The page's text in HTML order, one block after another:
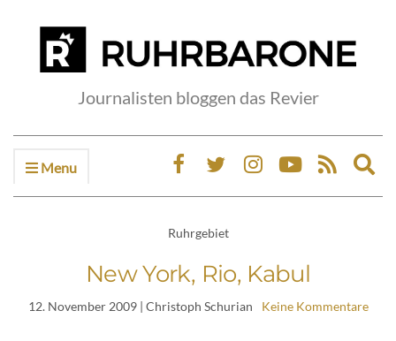
Journalisten bloggen das Revier
Menu
Ruhrgebiet
New York, Rio, Kabul
12. November 2009| Christoph Schurian Keine Kommentare